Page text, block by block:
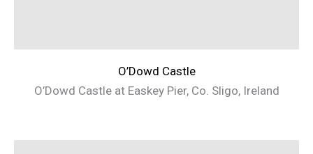
O’Dowd Castle
O’Dowd Castle at Easkey Pier, Co. Sligo, Ireland